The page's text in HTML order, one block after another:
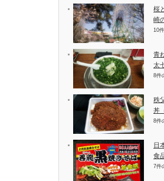
桜
崎
10
青
太
8件
秩
丼
8件
日
食
7件